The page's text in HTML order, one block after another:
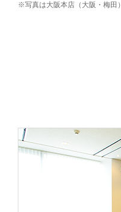
※写真は大阪本店（大阪・梅田）